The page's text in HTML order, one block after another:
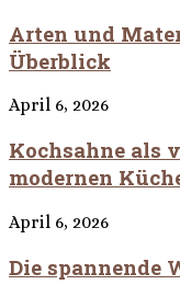
Arten und
Überblick
April 6, 2026
Kochsahne als
modernen
April 6, 2026
Die spannende